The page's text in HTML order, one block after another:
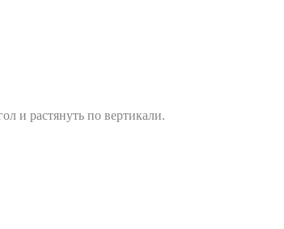
и растянуть по вертикали.